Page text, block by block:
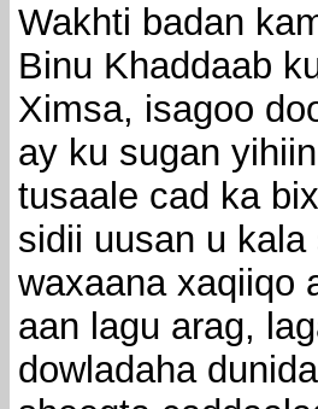
Wakhti badan
Binu Khaddaab
Ximsa, isagoo
ay ku sugan
tusaale cad ka
sidii uusan u
waxaana xaqiiqo
aan lagu arag,
dowladaha